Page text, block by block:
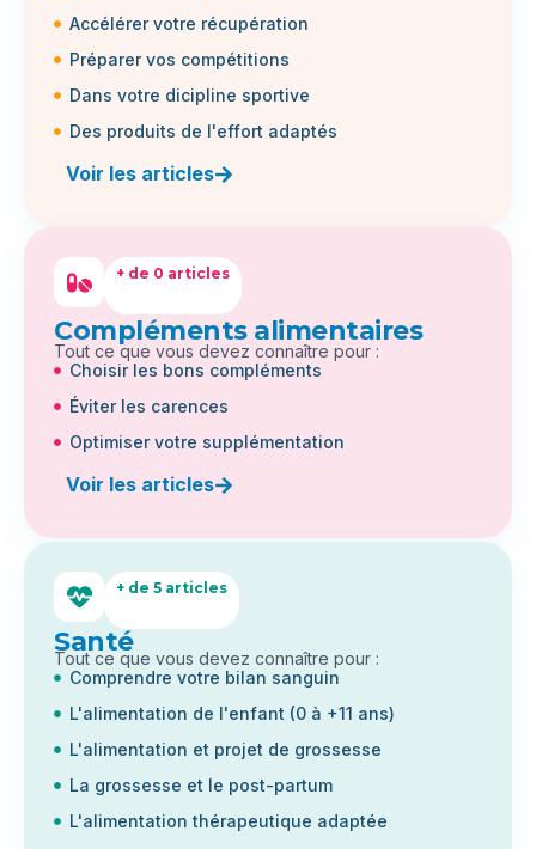
Accélérer votre récupération
Préparer vos compétitions
Dans votre dicipline sportive
Des produits de l'effort adaptés
Voir les articles
+ de 0 articles
Compléments alimentaires
Tout ce que vous devez connaître pour :
Choisir les bons compléments
Éviter les carences
Optimiser votre supplémentation
Voir les articles
+ de 5 articles
Santé
Tout ce que vous devez connaître pour :
Comprendre votre bilan sanguin
L'alimentation de l'enfant (0 à +11 ans)
L'alimentation et projet de grossesse
La grossesse et le post-partum
L'alimentation thérapeutique adaptée